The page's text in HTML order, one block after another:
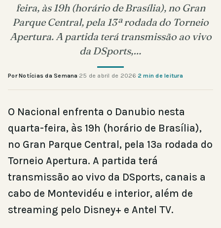
feira, às 19h (horário de Brasília), no Gran
Parque Central, pela 13ª rodada do Torneio
Apertura. A partida terá transmissão ao vivo
da DSports,…
Por Notícias da Semana·25 de abril de 2026·2 min de leitura
O Nacional enfrenta o Danubio nesta
quarta-feira, às 19h (horário de Brasília),
no Gran Parque Central, pela 13ª rodada do
Torneio Apertura. A partida terá
transmissão ao vivo da DSports, canais a
cabo de Montevidéu e interior, além de
streaming pelo Disney+ e Antel TV.